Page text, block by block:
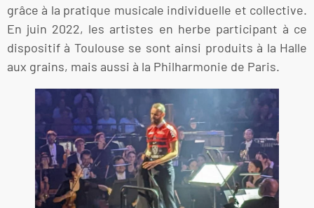
grâce à la pratique musicale individuelle et collective.
En juin 2022, les artistes en herbe participant à ce
dispositif à Toulouse se sont ainsi produits à la Halle
aux grains, mais aussi à la Philharmonie de Paris.